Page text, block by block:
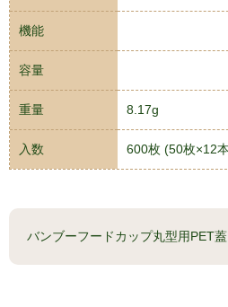
機能
容量
重量 8.17g
入数 600枚 (50枚×12
バンブーフードカップ丸型用PET蓋